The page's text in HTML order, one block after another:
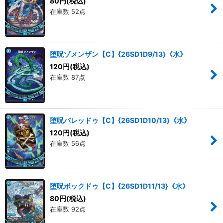
在庫数 52点
堕呪ゾメンザン【C】{26SD1D9/13}《水》
120円(税込)
在庫数 87点
堕呪バレッドゥ【C】{26SD1D10/13}《水》
120円(税込)
在庫数 56点
堕呪ボックドゥ【C】{26SD1D11/13}《水》
80円(税込)
在庫数 92点